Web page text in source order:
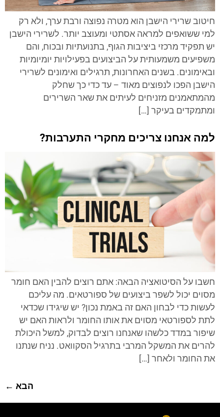
חיטוב שרירי הישבן הוא מטרה נפוצה ורבת ערך, ולא רק
למי ששואפים למראה אסתטי ומעוצב יותר. לשרירי הישבן
יש תפקיד מרכזי ביציבות הגוף, בתנועתיות ובכוח, והם
משפיעים משמעותית על הביצועים בפעילויות יומיומיות
ובאימונים. בשנים האחרונות, תרגילים ואימונים לשרירי
הישבן הפכו לנפוצים מאוד – עד כדי כך שחלק
מהמתאמנים מזניחים לעיתים את שאר השרירים
ומתמקדים בעיקר […]
למה אנחנו צריכים מחקרי התערבות?
חשבו על הסיטואציה הבאה: אתם רוצים להבין האם חומר
מסוים יכול לשפר ביצועים של ספורטאים. מה עליכם
לעשות כדי לבחון האם זה באמת נכון? יש שיגידו שכדאי
לתת לספורטאי מסוים את אותו החומר ולראות האם יש
שיפור במדד כלשהו שאנחנו רוצים לבדוק, למשל היכולת
להרים את המשקל המרבי בתרגיל הסקוואט. נניח שנתנו
את החומר ולאחר […]
הבא ←